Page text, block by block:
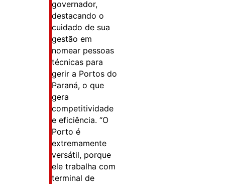
governador,
destacando o
cuidado de sua
gestão em
nomear pessoas
técnicas para
gerir a Portos do
Paraná, o que
gera
competitividade
e eficiência. “O
Porto é
extremamente
versátil, porque
ele trabalha com
terminal de